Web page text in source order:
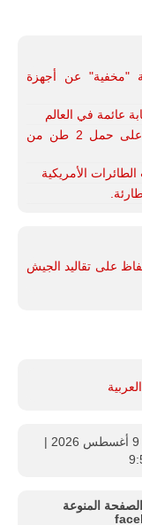
"مخفية" عن أجهزة
الصين تكشف عن مقاتلتها الدرون القادرة على حمل 2 طن من
على تقاليد الجيش
العربية
|
المنوعة